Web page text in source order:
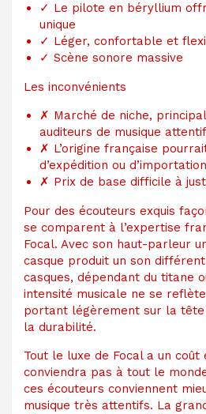
✓ Le pilote en béryllium
unique
✓ Léger, confortable et
✓ Scène sonore massive
Les inconvénients
✗ Marché de niche,
auditeurs de musique
✗ L’origine française
d’expédition ou
✗ Prix ​​de base difficile à
Pour des écouteurs exquis
se comparent à l’expertise
Focal. Avec son haut-parleur
casque produit un son
casques, dépendant du titane
intensité musicale ne se
portant légèrement sur la
la durabilité.
Tout le luxe de Focal a un coût
conviendra pas à tout le
ces écouteurs conviennent
musique très attentifs. La